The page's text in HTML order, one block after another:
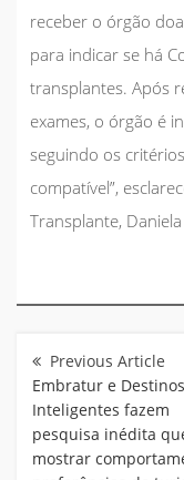
receber o órgão
para indicar se há
transplantes. Após
exames, o órgão é
seguindo os
compatível”,
Transplante,
de
Post
Embratur e Destinos
Inteligentes fazem
pesquisa inédita
mostrar